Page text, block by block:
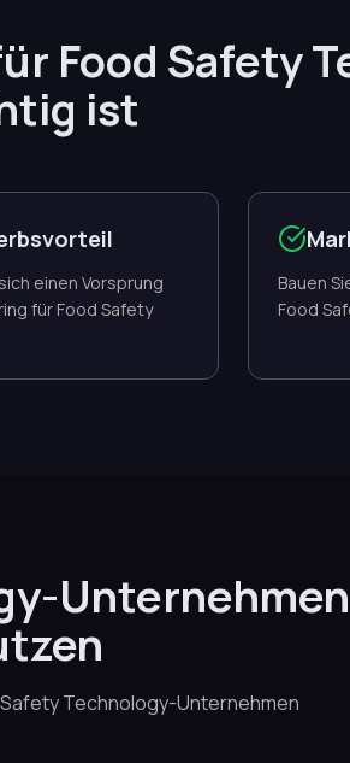
Food Safety
ist
einen Vorsprung
für Food Safety
Bauen
Food
Technology-Unternehmen